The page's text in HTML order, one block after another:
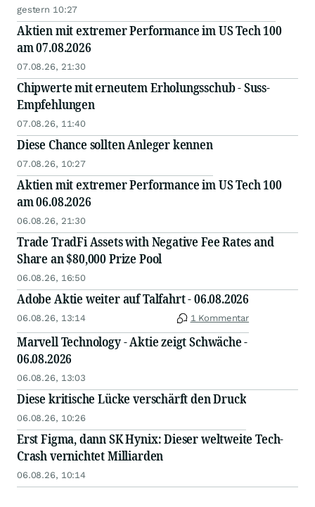
gestern 10:27
Aktien mit extremer Performance im US Tech 100
am 07.08.2026
07.08.26, 21:30
Chipwerte mit erneutem Erholungsschub - Suss-
Empfehlungen
07.08.26, 11:40
Diese Chance sollten Anleger kennen
07.08.26, 10:27
Aktien mit extremer Performance im US Tech 100
am 06.08.2026
06.08.26, 21:30
Trade TradFi Assets with Negative Fee Rates and
Share an $80,000 Prize Pool
06.08.26, 16:50
Adobe Aktie weiter auf Talfahrt - 06.08.2026
06.08.26, 13:14 1 Kommentar
Marvell Technology - Aktie zeigt Schwäche -
06.08.2026
06.08.26, 13:03
Diese kritische Lücke verschärft den Druck
06.08.26, 10:26
Erst Figma, dann SK Hynix: Dieser weltweite Tech-
Crash vernichtet Milliarden
06.08.26, 10:14